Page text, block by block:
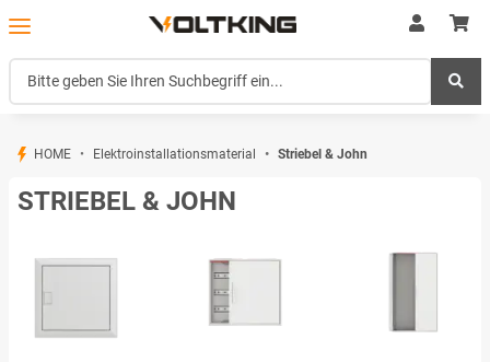
HOME Elektroinstallationsmaterial Striebel & John
STRIEBEL & JOHN